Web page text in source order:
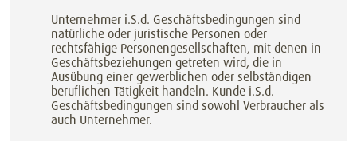
Unternehmer i.S.d. Geschäftsbedingungen sind
natürliche oder juristische Personen oder
rechtsfähige Personengesellschaften, mit denen in
Geschäftsbeziehungen getreten wird, die in
Ausübung einer gewerblichen oder selbständigen
beruflichen Tätigkeit handeln. Kunde i.S.d.
Geschäftsbedingungen sind sowohl Verbraucher als
auch Unternehmer.